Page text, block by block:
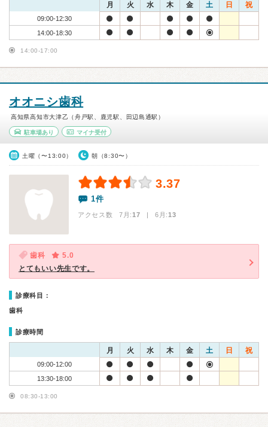
月 火 水 木 金 土 日 祝
09:00-12:30
14:00-18:30
14:00-17:00
オオニシ歯科
高知県高知市大津乙（舟戸駅、鹿児駅、田辺島通駅）
駐車場あり マイナ受付
土曜（〜13:00） 朝（8:30〜）
3.37
1件
アクセス数 7月:17 | 6月:13
歯科
5.0
とてもいい先生です。
診療科目：
歯科
診療時間
月 火 水 木 金 土 日 祝
09:00-12:00
13:30-18:00
08:30-13:00